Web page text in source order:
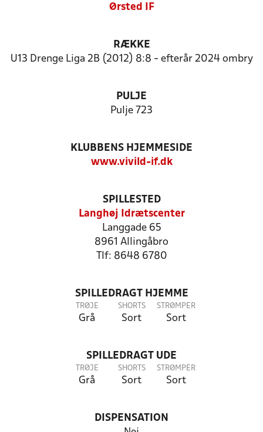
Ørsted IF
RÆKKE
U13 Drenge Liga 2B (2012) 8:8 - efterår 2024 ombry
PULJE
Pulje 723
KLUBBENS HJEMMESIDE
www.vivild-if.dk
SPILLESTED
Langhøj Idrætscenter
Langgade 65
8961 Allingåbro
Tlf: 8648 6780
SPILLEDRAGT HJEMME
TRØJE
Grå
SHORTS
Sort
STRØMPER
Sort
SPILLEDRAGT UDE
TRØJE
Grå
SHORTS
Sort
STRØMPER
Sort
DISPENSATION